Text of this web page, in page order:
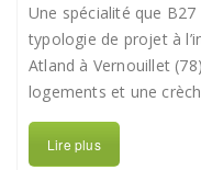
Une spécialité que
typologie de projet à
Atland à Vernouillet
logements et une
Lire plus